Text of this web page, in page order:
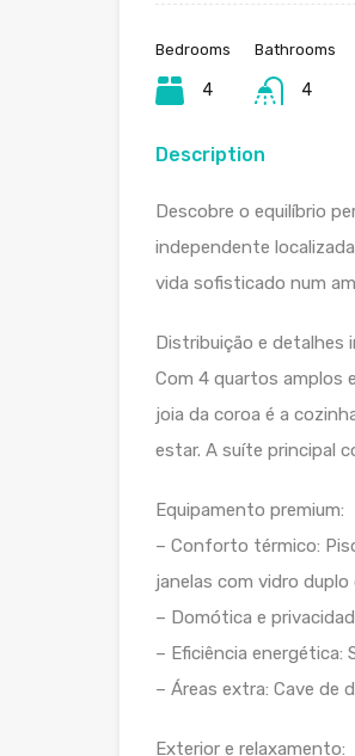
Bedrooms
4
Bathrooms
4
Description
Descobre o equilíbrio
independente
vida sofisticado num
Distribuição e detalhes
Com 4 quartos amplos
joia da coroa é a
estar. A suíte principal
Equipamento premium:
– Conforto térmico:
janelas com vidro duplo
– Domótica e
– Eficiência energética:
– Áreas extra: Cave de
Exterior e relaxamento: